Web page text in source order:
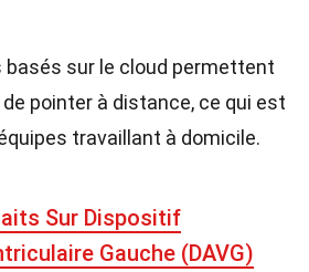
sur le cloud permettent
pointer à distance, ce qui est
travaillant à domicile.
Sur Dispositif
Gauche (DAVG)